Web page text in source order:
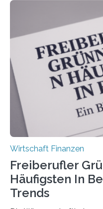
Bundesverbands
durchgeführt haben. Die
Antworten von 1.440
Ergebnis: Deutlich mehr
über 50 Jahre alt und
Nachfolgeregelung
bereits Regelungen…
Wirtschaft Finanzen
Freiberufler
Häufigsten In
Trends